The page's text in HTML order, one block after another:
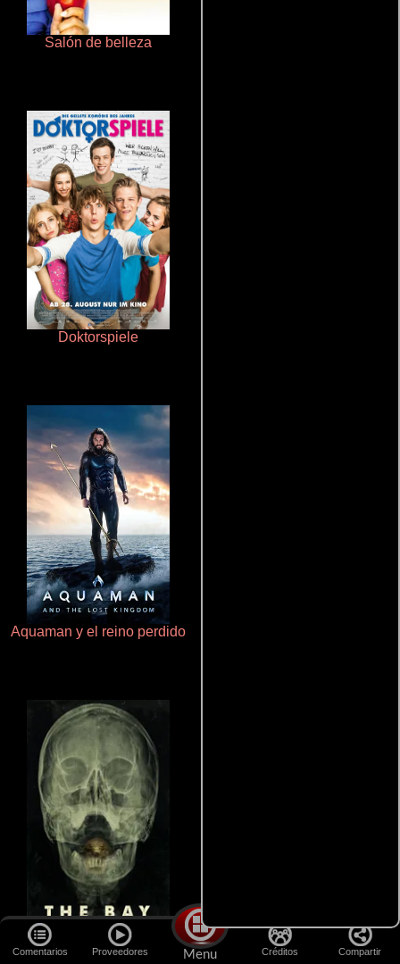
Comentarios Proveedores Menu Créditos Compartir
Salón de belleza
Doktorspiele
Aquaman y el reino perdido
Terror en la bahía La mesita del comedor